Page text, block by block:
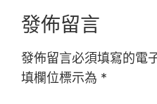
發佈留言
發佈留言必須填寫的電
填欄位標示為 *